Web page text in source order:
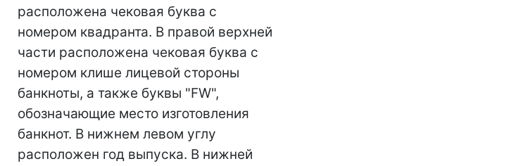
расположена чековая буква с
номером квадранта. В правой верхней
части расположена чековая буква с
номером клише лицевой стороны
банкноты, а также буквы "FW",
обозначающие место изготовления
банкнот. В нижнем левом углу
расположен год выпуска. В нижней